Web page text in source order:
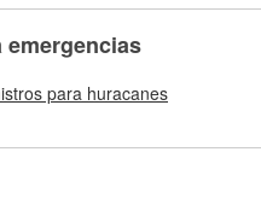
emergencias
para huracanes